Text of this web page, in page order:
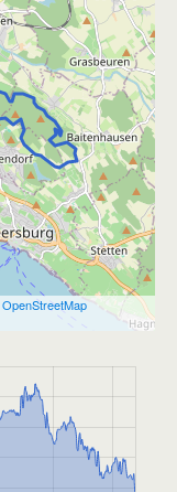
OpenStreetMap